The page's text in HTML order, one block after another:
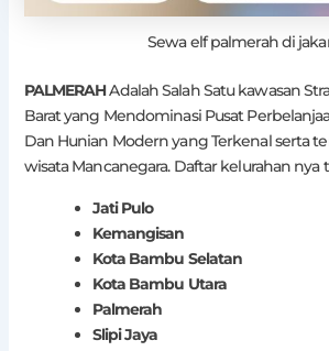
Sewa elf palmerah di
PALMERAHAdalah Salah Satu kawasan
Barat yang Mendominasi Pusat
Dan Hunian Modern yang Terkenal serta
wisata Mancanegara. Daftar kelurahan nya
Jati Pulo
Kemangisan
Kota Bambu Selatan
Kota Bambu Utara
Palmerah
Slipi Jaya